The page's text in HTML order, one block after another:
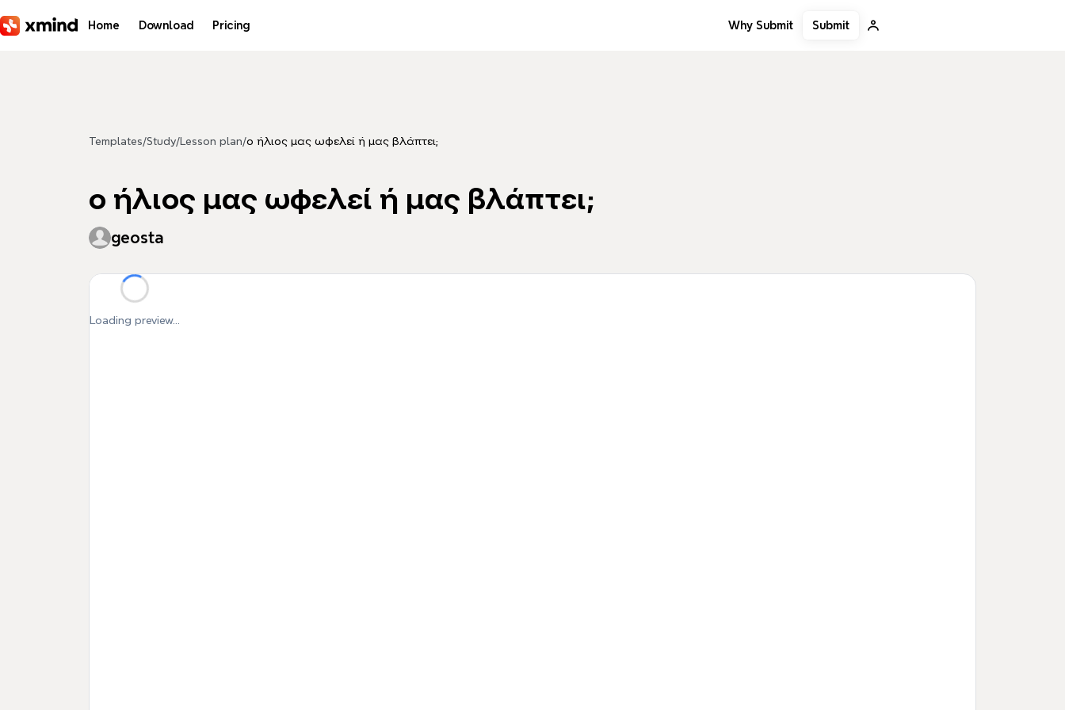
Home Download Pricing Why Submit Submit
Templates/Study/ Lesson plan/ο ήλιος μας ωφελεί ή μας βλάπτει;
ο ήλιος μας ωφελεί ή μας βλάπτει;
geosta
Loading preview...